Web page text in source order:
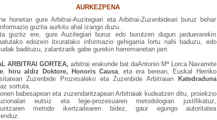
AURKEZPENA
honetan gure Arbitrai-Auzitegiari eta Arbitrai-Zuzenbideari buruz behar
guztia aurkitu ahal izango duzu.
guztiz ere, gure Auzitegiari buruz edo burutzen dugun jarduerarekin
edozein itxuratako informazio gehigarria lortu nahi baduzu, edo
badituzu, zalantzarik gabe gurekin harremanetan jarri.
ARBITRAI GORTEA, arbitrai erakunde bat daAntonio Mª Lorca Navarrete
, hiru aldiz Doktore, Honoris Causa, eta era berean,
Euskal Herriko
Zuzenbide Prozesaleko eta Zuzenbide Arbitraian
Katedraduna
sortuta.
babesapean eta zuzendaritzapean Arbitraiak kudeatzen ditu, proiekzio
eutsiz eta lege-prozesuaren metodologian justifikatuz,
metodo ikertzailearen bidez, gaur egungo autoritatea